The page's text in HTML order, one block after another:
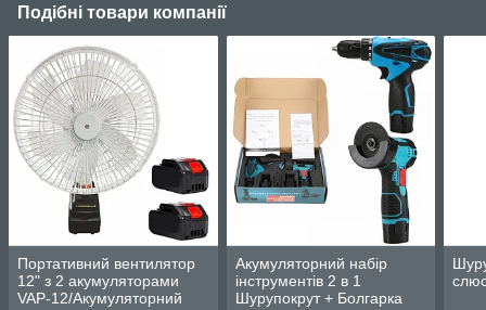
Подібні товари компанії
Портативний вентилятор
12" з 2 акумуляторами
VAP-12/Акумуляторний
Акумуляторний набір
інструментів 2 в 1
Шурупокрут + Болгарка